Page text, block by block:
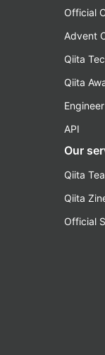
Official
Advent
Qiita
Qiita
API
Our
Qiita
Qiita
Official